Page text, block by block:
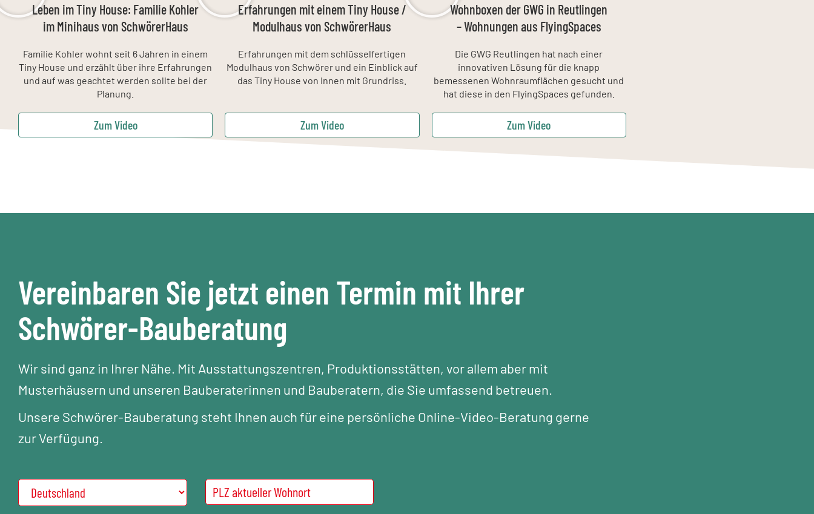
Leben im Tiny House: Familie Kohler
im Minihaus von SchwörerHaus
Familie Kohler wohnt seit 6 Jahren in einem
Tiny House und erzählt über ihre Erfahrungen
und auf was geachtet werden sollte bei der
Planung.
Erfahrungen mit einem Tiny House /
Modulhaus von SchwörerHaus
Erfahrungen mit dem schlüsselfertigen
Modulhaus von Schwörer und ein Einblick auf
das Tiny House von Innen mit Grundriss.
Wohnboxen der GWG in Reutlingen
– Wohnungen aus FlyingSpaces
Die GWG Reutlingen hat nach einer
innovativen Lösung für die knapp
bemessenen Wohnraumflächen gesucht und
hat diese in den FlyingSpaces gefunden.
Zum Video Zum Video Zum Video
Vereinbaren Sie jetzt einen Termin mit Ihrer
Schwörer-Bauberatung
Wir sind ganz in Ihrer Nähe. Mit Ausstattungszentren, Produktionsstätten, vor allem aber mit
Musterhäusern und unseren Bauberaterinnen und Bauberatern, die Sie umfassend betreuen.
Unsere Schwörer-Bauberatung steht Ihnen auch für eine persönliche Online-Video-Beratung gerne
zur Verfügung.